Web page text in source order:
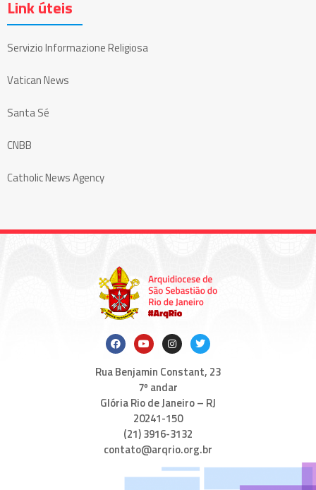
Link úteis
Servizio Informazione Religiosa
Vatican News
Santa Sé
CNBB
Catholic News Agency
Rua Benjamin Constant, 23
7º andar
Glória Rio de Janeiro – RJ
20241-150
(21) 3916-3132
contato@arqrio.org.br